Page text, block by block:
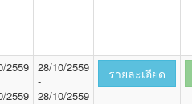
2559
2559
28/10/2559
-
28/10/2559
รายละเอียด